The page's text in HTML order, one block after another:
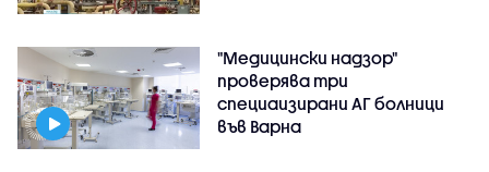
"Медицински надзор"
проверява три
специаизирани АГ болници
във Варнa